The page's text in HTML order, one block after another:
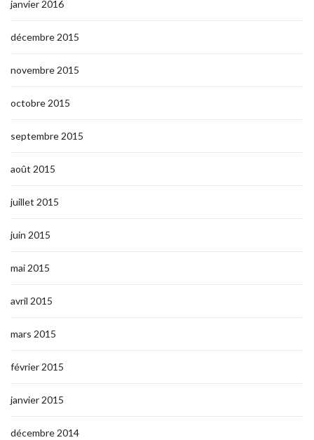
janvier 2016
décembre 2015
novembre 2015
octobre 2015
septembre 2015
août 2015
juillet 2015
juin 2015
mai 2015
avril 2015
mars 2015
février 2015
janvier 2015
décembre 2014